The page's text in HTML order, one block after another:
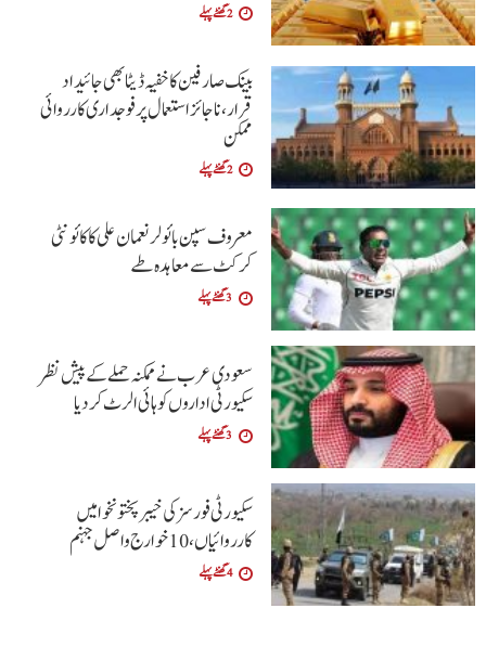
2 گھنٹے پہلے
بینک صارفین کا خفیہ ڈیٹا بھی جائیداد
قرار،ناجائز استعمال پر فوجداری کارروائی
ممکن
2 گھنٹے پہلے
معروف سپن بائولر نعمان علی کا کائونٹی
کرکٹ سے معاہدہ طے
3 گھنٹے پہلے
سعودی عرب نے ممکنہ حملے کے پیش نظر
سکیورٹی اداروں کو ہائی الرٹ کردیا
3 گھنٹے پہلے
سکیورٹی فورسز کی خیبرپختونخوا میں
کارروائیاں،10 خوارج واصل جہنم
4 گھنٹے پہلے